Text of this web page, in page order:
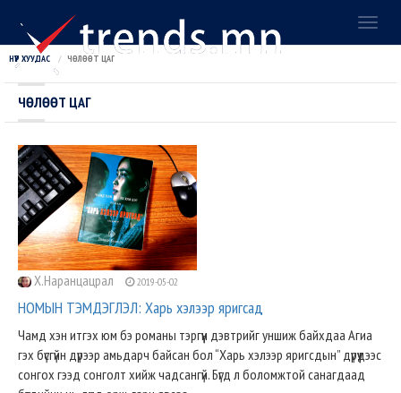
НҮҮР ХУУДАС ЧӨЛӨӨТ ЦАГ
ЧӨЛӨӨТ ЦАГ
Х.Наранцацрал 2019-05-02
НОМЫН ТЭМДЭГЛЭЛ: Харь хэлээр яригсад
Чамд хэн итгэх юм бэ романы тэргүүн дэвтрийг уншиж байхдаа Агиа
гэх бүсгүйн дүрээр амьдарч байсан бол “Харь хэлээр яригсдын” дүрүүдээс
сонгох гээд сонголт хийж чадсангүй. Бүгд л боломжтой санагдаад